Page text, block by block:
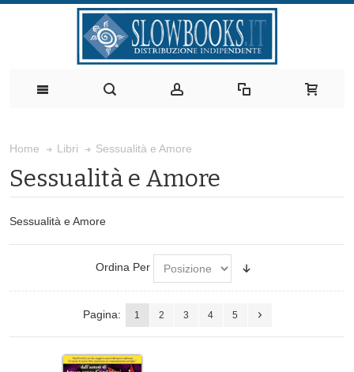
Home Libri Sessualità e Amore
Sessualità e Amore
Sessualità e Amore
Ordina Per
Pagina: 1 2 3 4 5